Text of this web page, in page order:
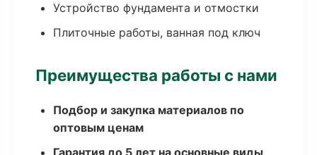
Устройство фундамента и отмостки
Плиточные работы, ванная под ключ
Преимущества работы с нами
Подбор и закупка материалов по
оптовым ценам
Гарантия до 5 лет на основные виды